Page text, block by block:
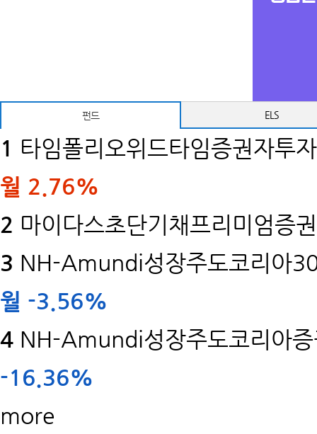
펀드 ELS
1 타임폴리오위드타임증권자투
월 2.76%
2 마이다스초단기채프리미엄증
3 NH-Amundi성장주도코리아
월 -3.56%
4 NH-Amundi성장주도코리아
-16.36%
more